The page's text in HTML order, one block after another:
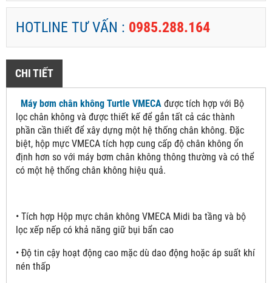
HOTLINE TƯ VẤN : 0985.288.164
CHI TIẾT
Máy bơm chân không Turtle VMECA được tích hợp với Bộ
lọc chân không và được thiết kế để gắn tất cả các thành
phần cần thiết để xây dựng một hệ thống chân không. Đặc
biệt, hộp mực VMECA tích hợp cung cấp độ chân không ổn
định hơn so với máy bơm chân không thông thường và có thể
có một hệ thống chân không hiệu quả.
• Tích hợp Hộp mực chân không VMECA Midi ba tầng và bộ
lọc xếp nếp có khả năng giữ bụi bẩn cao
• Độ tin cậy hoạt động cao mặc dù dao động hoặc áp suất khí
nén thấp